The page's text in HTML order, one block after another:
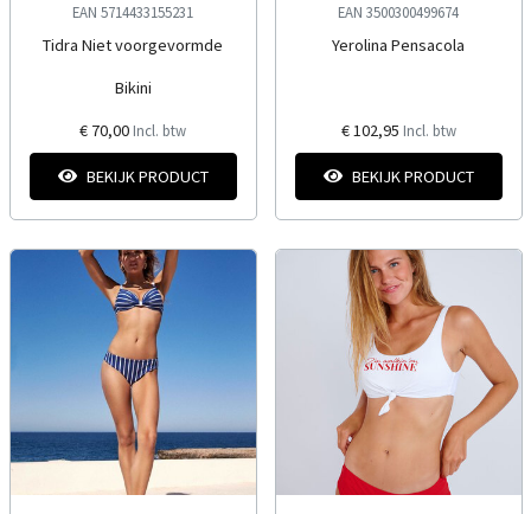
EAN 5714433155231
Tidra Niet voorgevormde
Bikini
€ 70,00 Incl. btw
BEKIJK PRODUCT
EAN 3500300499674
Yerolina Pensacola
€ 102,95 Incl. btw
BEKIJK PRODUCT